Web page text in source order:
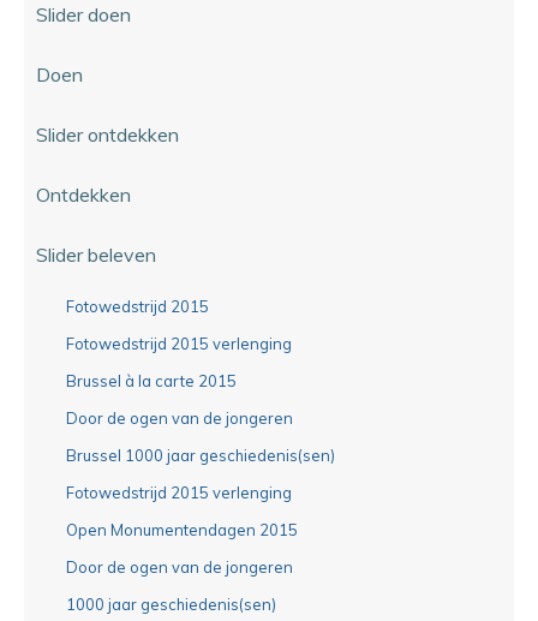
Slider doen
Doen
Slider ontdekken
Ontdekken
Slider beleven
Fotowedstrijd 2015
Fotowedstrijd 2015 verlenging
Brussel à la carte 2015
Door de ogen van de jongeren
Brussel 1000 jaar geschiedenis(sen)
Fotowedstrijd 2015 verlenging
Open Monumentendagen 2015
Door de ogen van de jongeren
1000 jaar geschiedenis(sen)